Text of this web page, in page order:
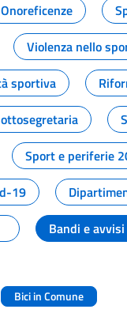
Onoreficenze
Violenza nello
sportiva
Sport e periferie
19
Bandi e
Bici in Comune